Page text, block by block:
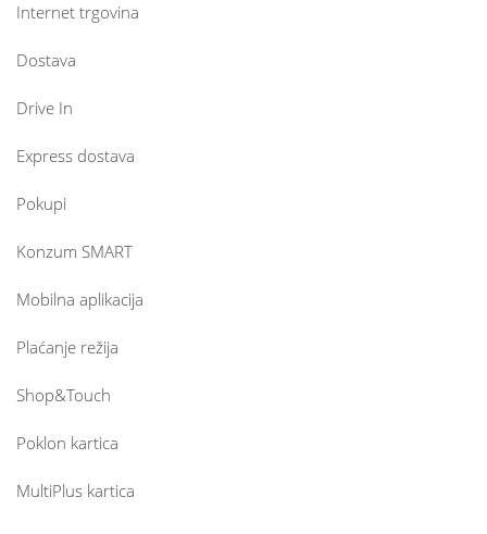
Internet trgovina
Dostava
Drive In
Express dostava
Pokupi
Konzum SMART
Mobilna aplikacija
Plaćanje režija
Shop&Touch
Poklon kartica
MultiPlus kartica